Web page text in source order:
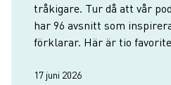
tråkigare. Tur då att vår
har 96 avsnitt som inspirerar, underhåller och
förklarar. Här är tio
17 juni 2026